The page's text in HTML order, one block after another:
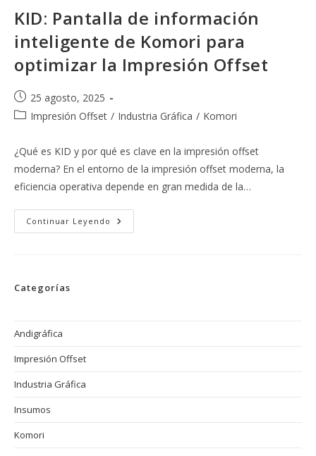
KID: Pantalla de información
inteligente de Komori para
optimizar la Impresión Offset
Publicación
de
25 agosto, 2025
Categoría
la
entrada:
Impresión Offset / Industria Gráfica / Komori
¿Qué es KID y por qué es clave en la impresión offset
moderna? En el entorno de la impresión offset moderna, la
eficiencia operativa depende en gran medida de la…
Continuar Leyendo KID:
Pantalla
Categorías
Andigráfica
Impresión Offset
Industria Gráfica
Insumos
Komori